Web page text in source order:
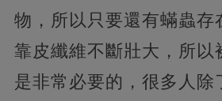
物，所以只要還有蟎蟲存
靠皮纖維不斷壯大，所以
是非常必要的，很多人除